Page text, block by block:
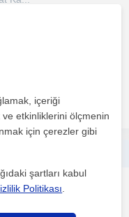
iletişime geç
içeriği
etkinliklerini ölçmenin
için çerezler gibi
şartları kabul
Politikası